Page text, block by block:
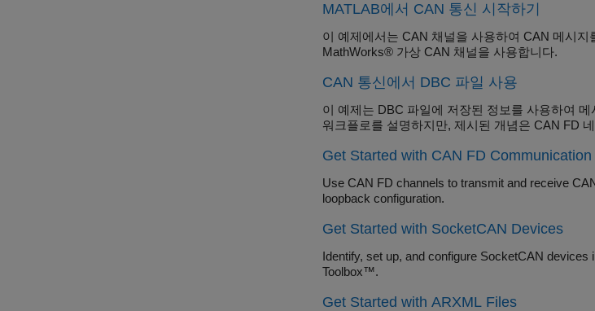
MATLAB에서 CAN 통신 시작하기
이 예제에서는 CAN 채널을 사용하여 CAN 메시
MathWorks® 가상 CAN 채널을 사용합니다.
CAN 통신에서 DBC 파일 사용
이 예제는 DBC 파일에 저장된 정보를 사용하여
워크플로를 설명하지만, 제시된 개념은 CAN FD
Get Started with CAN FD
Use CAN FD channels to transmit and receive
loopback configuration.
Get Started with SocketCAN Devices
Identify, set up, and configure SocketCAN
Toolbox™.
Get Started with ARXML Files